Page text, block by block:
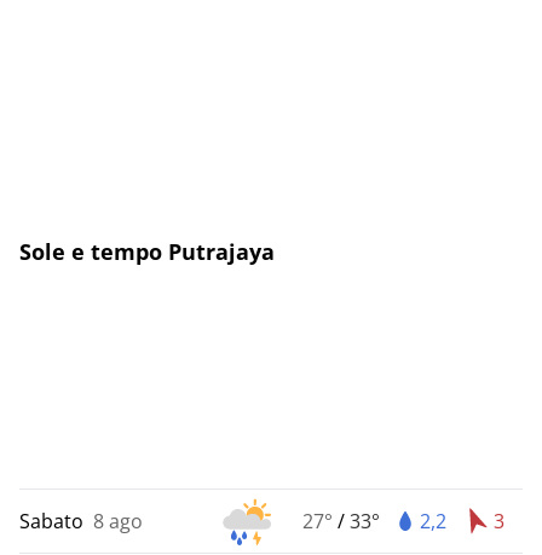
Sole e tempo Putrajaya
Sabato 8 ago 27° /33° 2,2 3